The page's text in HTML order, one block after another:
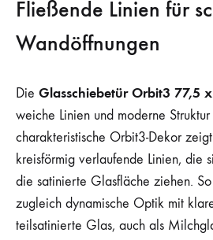
Fließende Linien für
Wandöffnungen
Die Glasschiebetür Orbit3 77,5
weiche Linien und moderne
charakteristische Orbit3-Dekor
kreisförmig verlaufende Linien, die
die satinierte Glasfläche ziehen.
zugleich dynamische Optik mit
teilsatinierte Glas, auch als